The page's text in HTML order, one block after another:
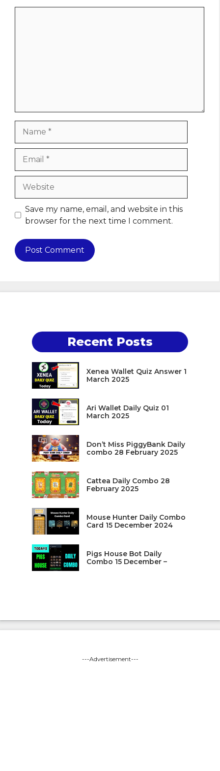
Save my name, email, and website in this
browser for the next time I comment.
Recent Posts
Xenea Wallet Quiz Answer 1
March 2025
Ari Wallet Daily Quiz 01
March 2025
Don’t Miss PiggyBank Daily
combo 28 February 2025
Cattea Daily Combo 28
February 2025
Mouse Hunter Daily Combo
Card 15 December 2024
Pigs House Bot Daily
Combo 15 December –
---Advertisement---